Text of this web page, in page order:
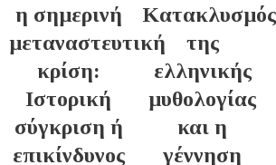
η σημερινή
μεταναστευτική
κρίση:
Ιστορική
σύγκριση ή
επικίνδυνος
Κατακλυσμός
της
ελληνικής
μυθολογίας
και η
γέννηση